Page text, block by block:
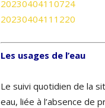
20230404110724
20230404111220
Les usages de l’eau
Le suivi quotidien de la
eau, liée à l’absence